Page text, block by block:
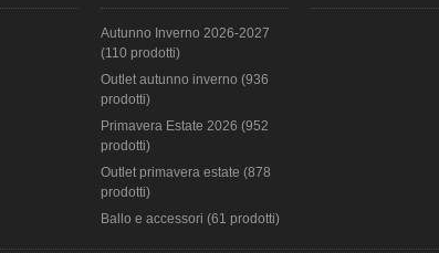
Autunno Inverno 2026-2027
(110 prodotti)
Outlet autunno inverno (936
prodotti)
Primavera Estate 2026 (952
prodotti)
Outlet primavera estate (878
prodotti)
Ballo e accessori (61 prodotti)